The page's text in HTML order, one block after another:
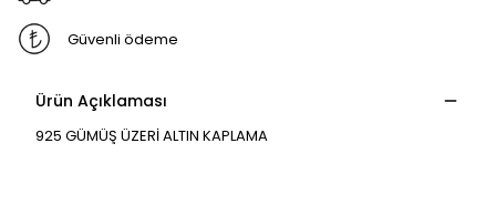
Güvenli ödeme
Ürün Açıklaması
925 GÜMÜŞ ÜZERİ ALTIN KAPLAMA